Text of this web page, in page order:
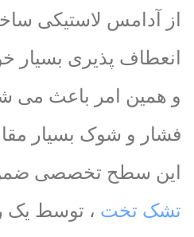
از آدامس لاستیکی
انعطاف پذیری بسیار
و همین امر باعث می
فشار و شوک بسیار
این سطح تخصصی
تشک تخت ، توسط یک